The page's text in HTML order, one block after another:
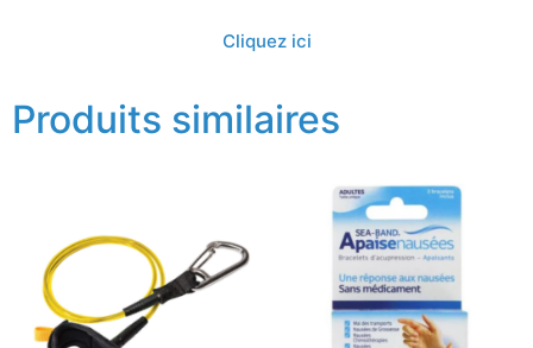
Cliquez ici
Produits similaires